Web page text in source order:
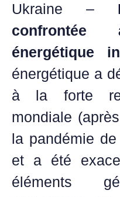
Ukraine –
énergétique
énergétique a
à la forte
mondiale
la pandémie
et a été
éléments